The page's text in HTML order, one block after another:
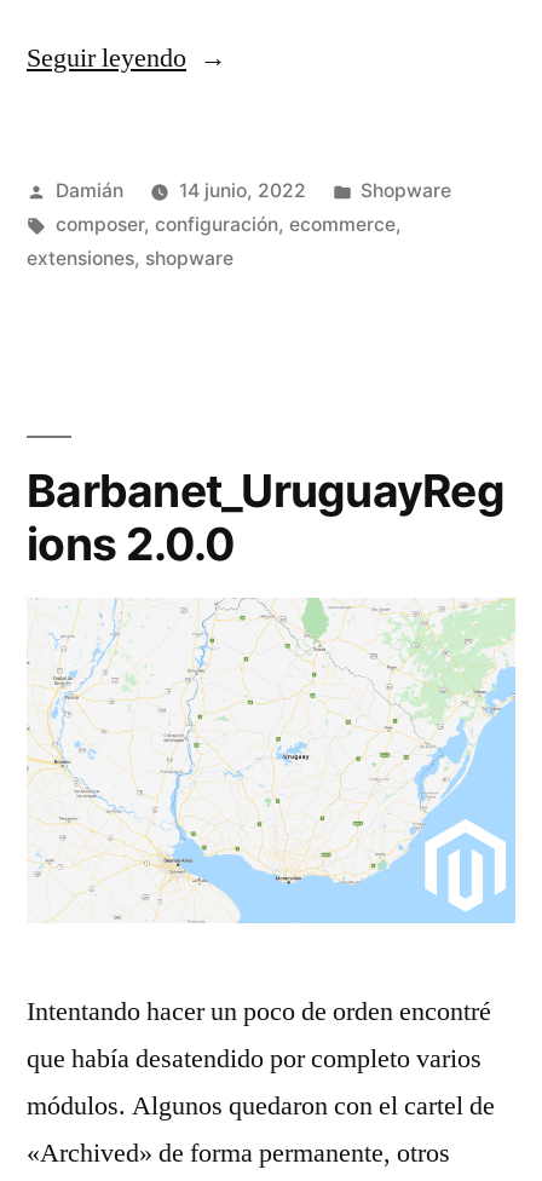
Seguir leyendo«Shopware
3»
Publicado
por
Damián 14 junio, 2022
Publicado
en
Shopware
Etiquetas:
composer, configuración, ecommerce,
extensiones, shopware
Barbanet_UruguayReg
ions 2.0.0
Intentando hacer un poco de orden encontré
que había desatendido por completo varios
módulos. Algunos quedaron con el cartel de
«Archived» de forma permanente, otros